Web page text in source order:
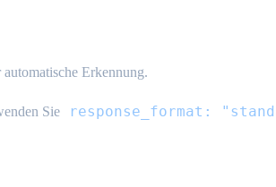
automatische Erkennung.
Sie response_format: